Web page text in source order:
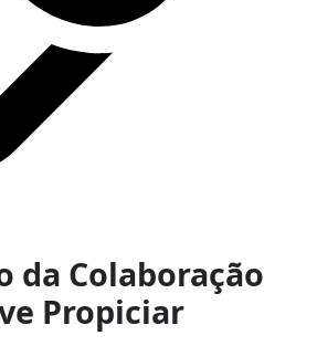
da Colaboração
Propiciar